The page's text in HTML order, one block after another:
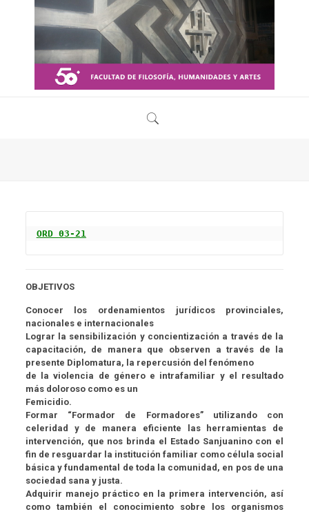
ORD 03-21
OBJETIVOS
Conocer los ordenamientos jurídicos provinciales,
nacionales e internacionales
Lograr la sensibilización y concientización a través de la
capacitación, de manera que observen a través de la
presente Diplomatura, la repercusión del fenómeno
de la violencia de género e intrafamiliar y el resultado
más doloroso como es un
Femicidio.
Formar “Formador de Formadores” utilizando con
celeridad y de manera eficiente las herramientas de
intervención, que nos brinda el Estado Sanjuanino con el
fin de resguardar la institución familiar como célula social
básica y fundamental de toda la comunidad, en pos de una
sociedad sana y justa.
Adquirir manejo práctico en la primera intervención, así
como también el conocimiento sobre los organismos